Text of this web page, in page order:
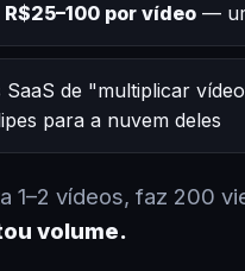
R$25–100 por vídeo —
SaaS de "multiplicar
para a nuvem deles
1–2 vídeos, faz 200
volume.